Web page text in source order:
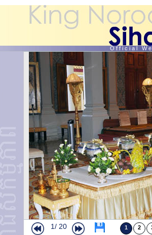
O f f i c i a l W e
1/ 20 1 2
ព្រះរាជពិធីថ្វាយព្រះរាជកុសលពិសេស
នាយករដ្ឋមន្ត្រីថៃថ្វាយបង្គំគាល់
ព្រះរាជពិធី ថ្វាយព្រះសុគន្ធវារី
មហាមិទ្ទិញអបរអរសារទ ព្រះរាជពិធីបុណ្យយាងគ្រងរាជ្យសម្បត្
ព្រះរាជពិធីថ្វាយព្រះពរ(តចប់)
ព្រះរាជពិធីថ្វាយព្រះពរ
ព្រះរាជពិធីបុណ្យខួប គម្រប់ ១០ឆ្នាំ នៃការយាងគ្រងរាជសម្បត្
ព្រះរាជពិធីបុណ្យខួប គម្រប់ ១០ឆ្នាំ នៃការយាងគ្រងរាជសម្បត្តិ
ព្រះរាជពិធីបុណ្យខួប គម្រប់ ១០ឆ្នាំ នៃការយាងគ្រងរាជសម្បត្តិ
ឯកឧត្តម សុខ ស៊ីផាណា ថ្វាយបង្គំគាល់
ព្រះរាជពិធីប្រោសព្រះរាជទាន ព្រះពរជ័យ
ព្រះរាជពិធីថ្វាយព្រះរាជកុសល
ព្រះរាជដំណើរសេ្តចយាង សួរសុខទុក្ខប្រជារាស្រ្ត ខេត្ត កណ្តា
ព្រះរាជដំណើរសេ្តចយាង សួរសុខទុក្ខប្រជារាស្រ្ត ខេត្តកណ្តាល